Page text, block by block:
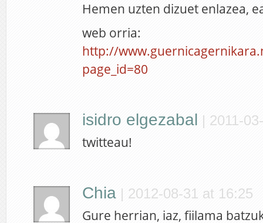
Hemen uzten dizuet enlazea,
web orria:
http://
page_id=80
isidro elgezabal | 2011-
twitteau!
Chia | 2012-08-31 at 16:25
Gure herrian, iaz, fiilama